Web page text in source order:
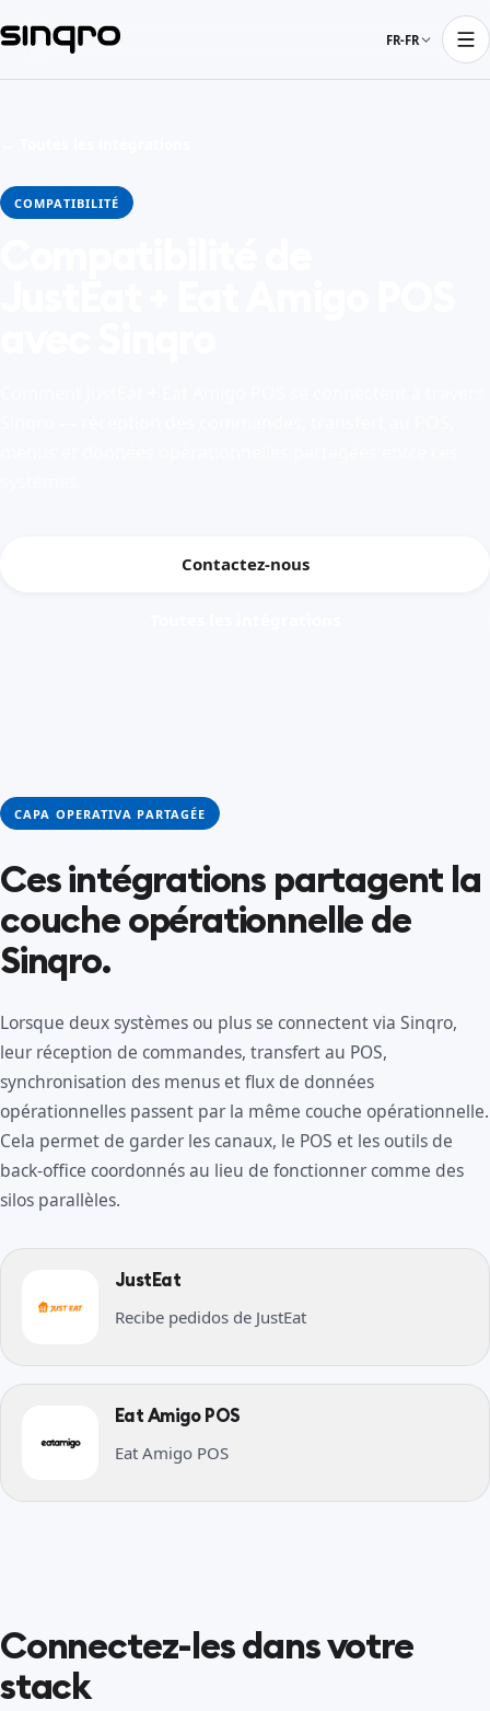
FR-FR
COMPATIBILITÉ
Contactez-nous
CAPA OPERATIVA PARTAGÉE
Ces intégrations partagent la
couche opérationnelle de
Sinqro.
Lorsque deux systèmes ou plus se connectent via Sinqro,
leur réception de commandes, transfert au POS,
synchronisation des menus et flux de données
opérationnelles passent par la même couche opérationnelle.
Cela permet de garder les canaux, le POS et les outils de
back-office coordonnés au lieu de fonctionner comme des
silos parallèles.
JustEat
Recibe pedidos de JustEat
Eat Amigo POS
Eat Amigo POS
Connectez-les dans votre
stack